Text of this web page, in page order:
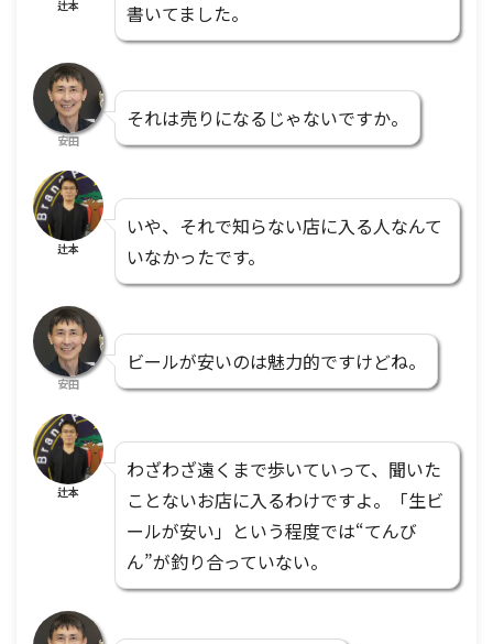
辻本 書いてました。
安田
それは売りになるじゃないですか。
辻本
いや、それで知らない店に入る人なんて
いなかったです。
安田
ビールが安いのは魅力的ですけどね。
辻本
わざわざ遠くまで歩いていって、聞いた
ことないお店に入るわけですよ。「生ビ
ールが安い」という程度では“てんび
ん”が釣り合っていない。